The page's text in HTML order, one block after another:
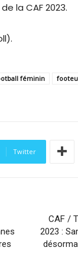
la CAF 2023.
féminin
Twitter
CAF /
2023 :